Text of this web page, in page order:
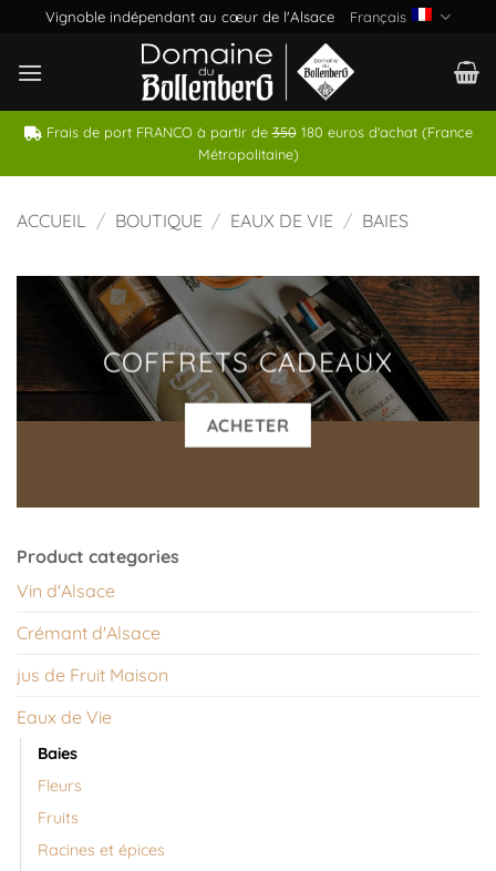
Passer
contenu
Vignoble indépendant au cœur de l'Alsace Français
Frais de port FRANCO à partir de350180 euros d'achat (France
Métropolitaine)
ACCUEIL / BOUTIQUE / EAUX DE VIE / BAIES
COFFRETS CADEAUX
ACHETER
Product categories
Vin d'Alsace
Crémant d'Alsace
jus de Fruit Maison
Eaux de Vie
Baies
Fleurs
Fruits
Racines et épices